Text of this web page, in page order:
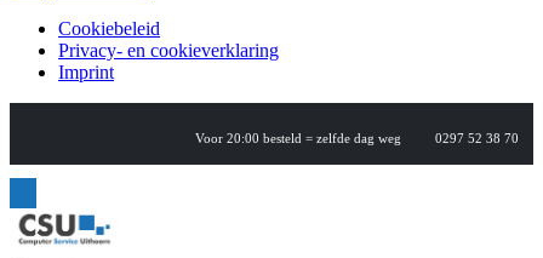
Cookiebeleid
Privacy- en cookieverklaring
Imprint
Voor 20:00 besteld = zelfde dag weg 0297 52 38 70